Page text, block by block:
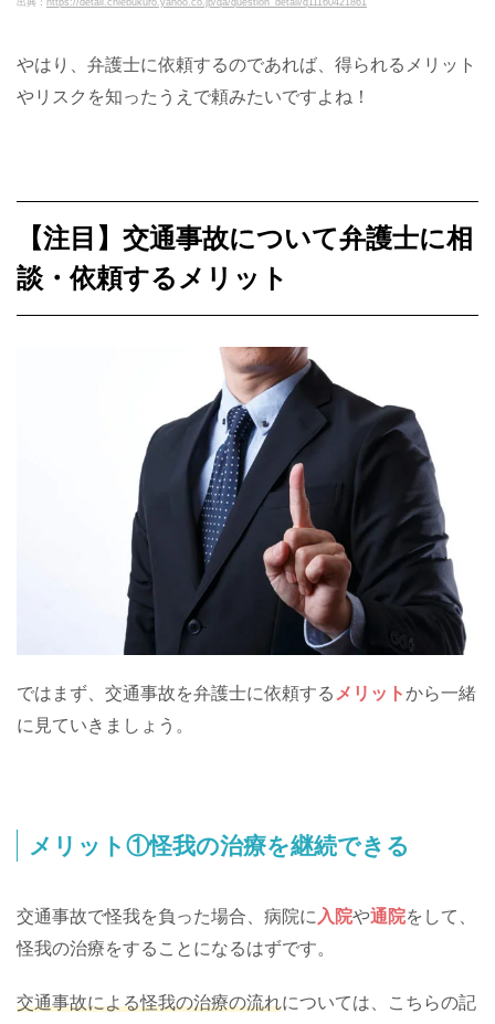
出典： https://detail.chiebukuro.yahoo.co.jp/qa/question_detail/q11160421861
やはり、弁護士に依頼するのであれば、得られるメリット
やリスクを知ったうえで頼みたいですよね！
【注目】交通事故について弁護士に相
談・依頼するメリット
ではまず、交通事故を弁護士に依頼する メリットから一緒
に見ていきましょう。
メリット①怪我の治療を継続できる
交通事故で怪我を負った場合、病院に 入院や通院をして、
怪我の治療をすることになるはずです。
交通事故による怪我の治療の流れについては、こちらの記